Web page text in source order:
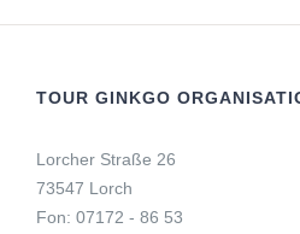
TOUR GINKGO
Lorcher Straße 26
73547 Lorch
Fon: 07172 - 86 53